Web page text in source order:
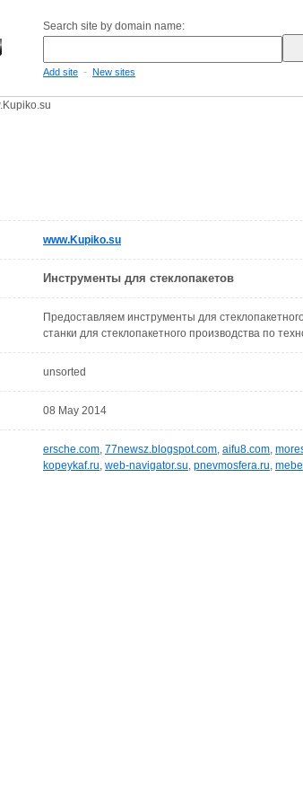
Search site by domain name:
Add site - New sites
www.Kupiko.su
Инструменты для стеклопакетов
Предоставляем инструменты для
станки для стеклопакетного производства по
unsorted
08 May 2014
ersche.com, 77newsz.blogspot.com, aifu8.com,
kopeykaf.ru, web-navigator.su, pnevmosfera.ru,